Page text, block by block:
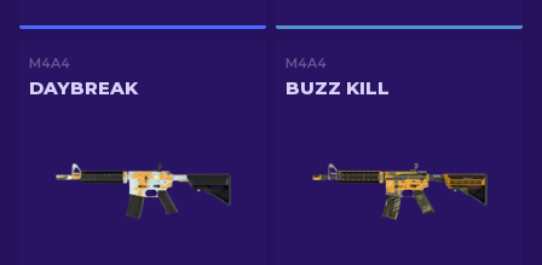
M4A4
DAYBREAK
M4A4
BUZZ KILL